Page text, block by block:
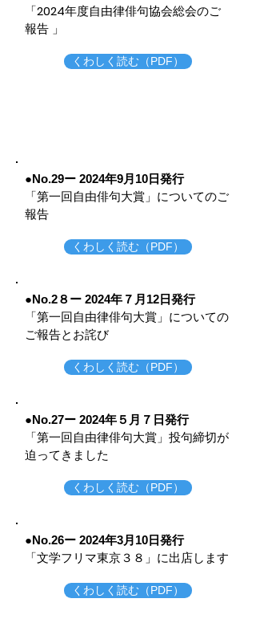
「2024年度自由律俳句協会総会のご
報告 」
くわしく読む（PDF）
●No.29ー 2024年9月10 日発行
​「第一回自由俳句大賞」についてのご
報告
くわしく読む（PDF）
●No.2８ー 2024年７月12 日発行
​「第一回自由律俳句大賞」についての
ご報告とお詫び
くわしく読む（PDF）
●No.27ー 2024年５月７ 日発行
​「第一回自由律俳句大賞」投句締切が
迫ってきました
くわしく読む（PDF）
●No.26ー 2024年3月10日発行
「文学フリマ東京３８」に出店します
くわしく読む（PDF）